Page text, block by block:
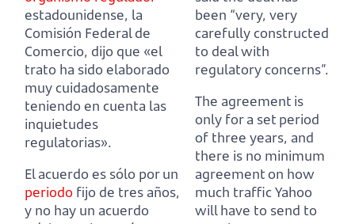
estadounidense, la
Comisión Federal de
Comercio, dijo que «el
trato ha sido elaborado
muy cuidadosamente
teniendo en cuenta las
inquietudes
regulatorias».
El acuerdo es sólo por un
periodo fijo de tres años,
y no hay un acuerdo
been “very, very
carefully constructed
to deal with
regulatory concerns”.
The agreement is
only for a set period
of three years, and
there is no minimum
agreement on how
much traffic Yahoo
will have to send to